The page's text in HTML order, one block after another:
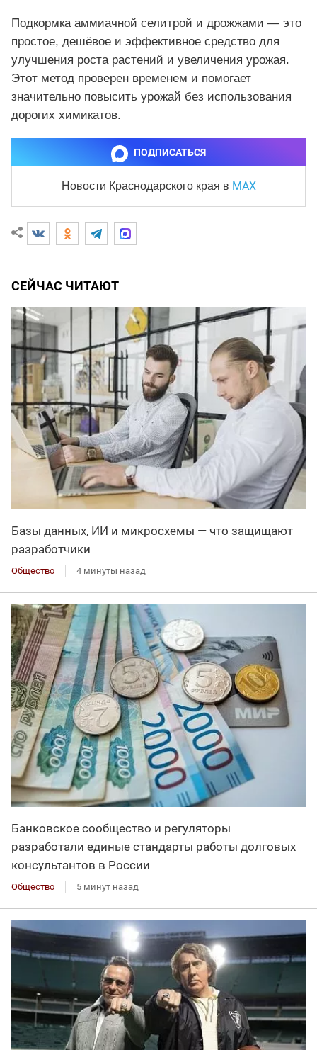
Подкормка аммиачной селитрой и дрожжами — это
простое, дешёвое и эффективное средство для
улучшения роста растений и увеличения урожая.
Этот метод проверен временем и помогает
значительно повысить урожай без использования
дорогих химикатов.
ПОДПИСАТЬСЯ
Новости Краснодарского края в MAX
СЕЙЧАС ЧИТАЮТ
Базы данных, ИИ и микросхемы — что защищают
разработчики
Общество 4 минуты назад
Банковское сообщество и регуляторы
разработали единые стандарты работы долговых
консультантов в России
Общество 5 минут назад